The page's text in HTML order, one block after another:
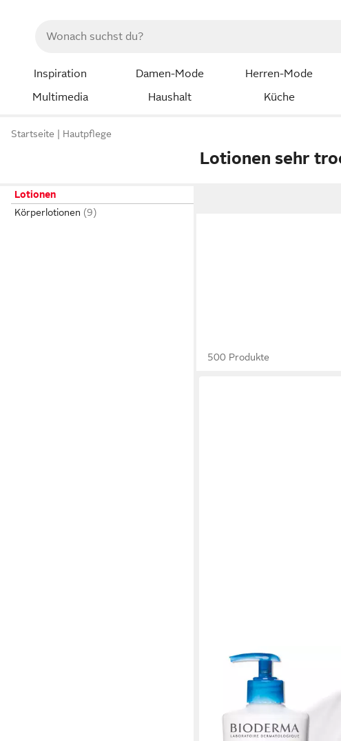
Inspiration Damen-Mode Herren-Mode
Multimedia
Haushalt Küche
Startseite Hautpflege
Lotionen sehr
Lotionen
Körperlotionen
500 Produkte